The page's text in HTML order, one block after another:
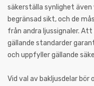
säkerställa synlighet
begränsad sikt, och de
från andra ljussignaler.
gällande standarder
och uppfyller gällande
Vid val av bakljusdelar